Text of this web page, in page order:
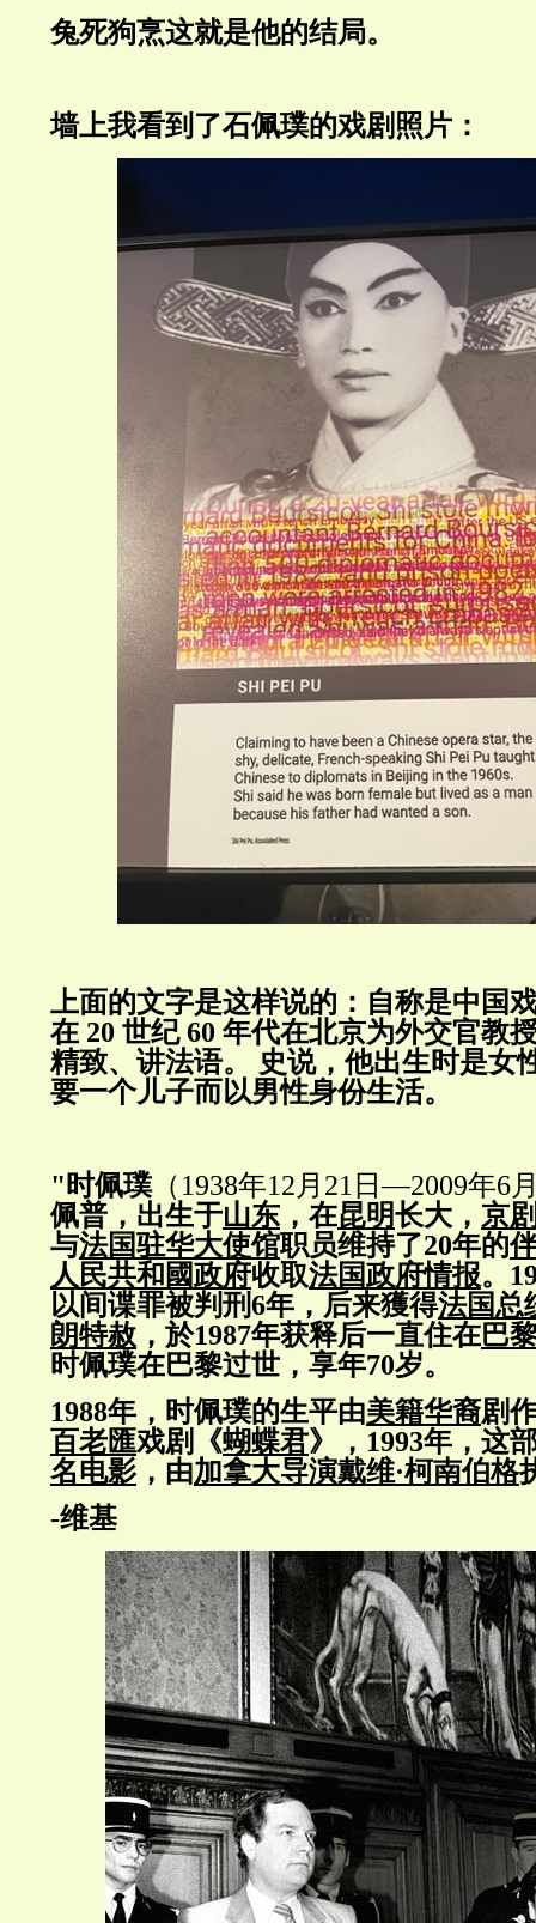
兔死狗烹这就是他的结局。
墙上我看到了石佩璞的戏剧照片：
上面的文字是这样说的：自称是中国
在 20 世纪60 年代在北京为外交官教
精致、讲法语。
史说，他出生时是女
要一个儿子而以男性身份生活。
"时佩璞（1938年12月21日—2009年6
佩普，出生于山东 ，在昆明长大， 京
与法国驻华大使馆职员维持了20年的
人民共和國政府收取法国政府情报。
以间谍罪被判刑6年，后来獲得法国总
朗特赦 ，於1987年获释后一直住在巴
时佩璞在巴黎过世，享年70岁。
1988年，时佩璞的生平由美籍华裔剧
百老匯戏剧《蝴蝶君》，1993年，这
名电影 ，由加拿大导演戴维·柯南伯格
-维基